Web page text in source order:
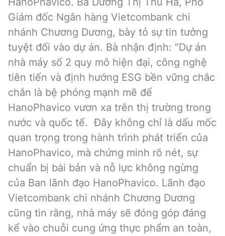
Giám đốc Ngân hàng Vietcombank chi
nhánh Chương Dương, bày tỏ sự tin tưởng
tuyệt đối vào dự án. Bà nhận định: “Dự án
nhà máy số 2 quy mô hiện đại, công nghệ
tiên tiến và định hướng ESG bền vững chắc
chắn là bệ phóng mạnh mẽ để
HanoPhavico vươn xa trên thị trường trong
nước và quốc tế. Đây không chỉ là dấu mốc
quan trọng trong hành trình phát triển của
HanoPhavico, mà chứng minh rõ nét, sự
chuẩn bị bài bản và nỗ lực không ngừng
của Ban lãnh đạo HanoPhavico. Lãnh đạo
Vietcombank chi nhánh Chương Dương
cũng tin rằng, nhà máy sẽ đóng góp đáng
kể vào chuỗi cung ứng thực phẩm an toàn,